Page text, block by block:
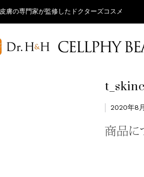
皮膚の専門家が監修したドクターズコスメ
2020年8